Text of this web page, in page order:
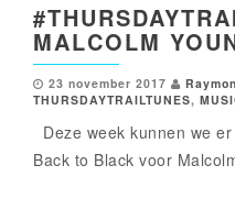
MALCOLM
23 november 2017
THURSDAYTRAILTUNES,
Deze week kunnen we
Back to Black voor